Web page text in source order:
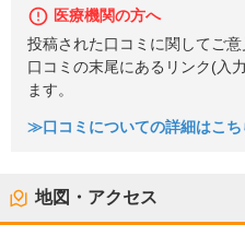
医療機関の方へ
投稿された口コミに関してご
口コミの末尾にあるリンク(入
ます。
≫口コミについての詳細はこち
地図・アクセス